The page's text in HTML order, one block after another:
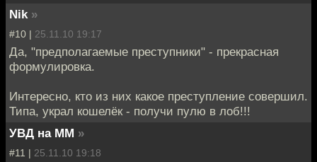
Nik »
#10 | 25.11.10 19:17
Да, "предполагаемые преступники" - прекрасная
формулировка.
Интересно, кто из них какое преступление совершил.
Типа, украл кошелёк - получи пулю в лоб!!!
УВД на ММ »
#11 | 25.11.10 19:18